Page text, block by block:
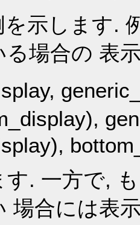
示します.
る場合の 表
す. 一方で,
場合には表